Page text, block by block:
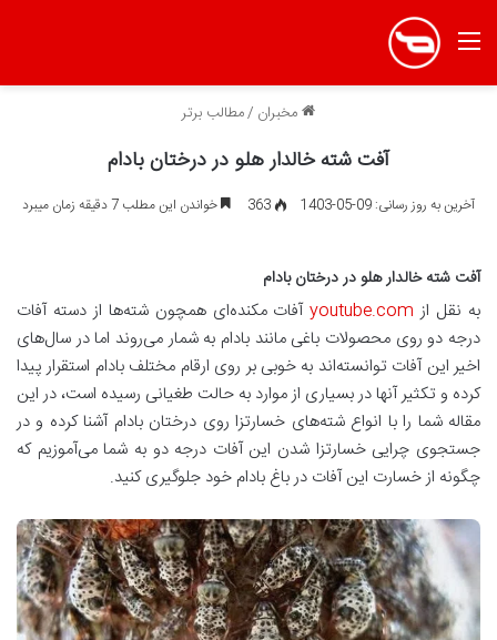
منو
مخبران /مطالب برتر
آفت شته خالدار هلو در درختان بادام
آخرین به روز رسانی: 09-05-1403 363 خواندن این مطلب 7 دقیقه زمان میبرد
آفت شته خالدار هلو در درختان بادام
به نقل از youtube.comآفات مکنده‌ای همچون شته‌ها از دسته آفات
درجه دو روی محصولات باغی مانند بادام به شمار می‌روند اما در سال‌های
اخیر این آفات توانسته‌اند به خوبی بر روی ارقام مختلف بادام استقرار پیدا
کرده و تکثیر آنها در بسیاری از موارد به حالت طغیانی رسیده است، در این
مقاله شما را با انواع شته‌های خسارتزا روی درختان بادام آشنا کرده و در
جستجوی چرایی خسارتزا شدن این آفات درجه دو به شما می‌آموزیم که
چگونه از خسارت این آفات در باغ بادام خود جلوگیری کنید.